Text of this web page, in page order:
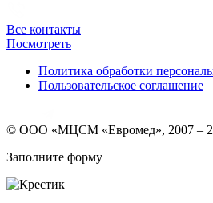
Все контакты
Посмотреть
Политика обработки
Пользовательское соглашение
© ООО «МЦСМ «Евромед», 2007 –
Заполните форму